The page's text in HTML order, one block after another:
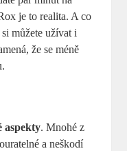
je ⁣to ⁢realita. A co
můžete užívat⁢ i
že se méně
aspekty.​ Mnohé z
a⁣ neškodí